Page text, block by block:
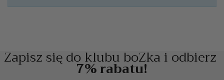
Zapisz się do klubu boZka i odbierz
7% rabatu!